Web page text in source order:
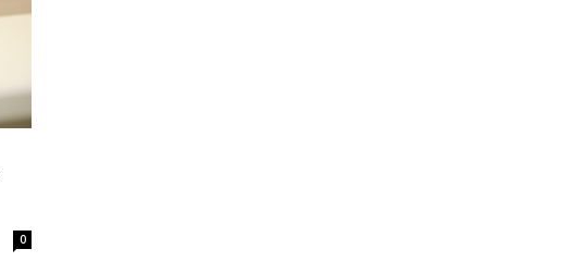
0